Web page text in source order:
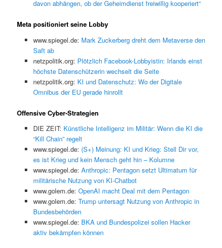
davon abhängen, ob der Geheimdienst freiwillig kooperiert“
Meta positioniert seine Lobby
www.spiegel.de: Mark Zuckerberg dreht dem Metaverse den
Saft ab
netzpolitik.org: Plötzlich Facebook-Lobbyistin: Irlands einst
höchste Datenschützerin wechselt die Seite
netzpolitik.org: KI und Datenschutz: Wo der Digitale
Omnibus der EU gerade hinrollt
Offensive Cyber-Strategien
DIE ZEIT: Künstliche Intelligenz im Militär: Wenn die KI die
“Kill Chain” regelt
www.spiegel.de: (S+) Meinung: KI und Krieg: Stell Dir vor,
es ist Krieg und kein Mensch geht hin – Kolumne
www.spiegel.de: Anthropic: Pentagon setzt Ultimatum für
militärische Nutzung von KI-Chatbot
www.golem.de: OpenAI macht Deal mit dem Pentagon
www.golem.de: Trump untersagt Nutzung von Anthropic in
Bundesbehörden
www.spiegel.de: BKA und Bundespolizei sollen Hacker
aktiv bekämpfen können